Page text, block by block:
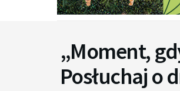
„Moment,
Posłuchaj o